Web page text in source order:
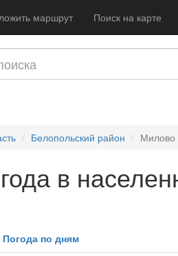
маршрут Поиск на карте
Белопольский район Милово
в
Погода по дням